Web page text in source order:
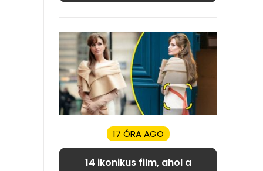
17 ÓRA AGO
14 ikonikus film, ahol a